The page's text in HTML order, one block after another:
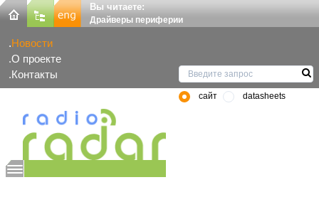
Вы читаете:
Драйверы периферии
Новости
О проекте
Контакты
сайт datasheets